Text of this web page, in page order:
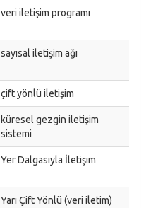
veri iletişim programı
sayısal iletişim ağı
çift yönlü iletişim
küresel gezgin iletişim
sistemi
Yer Dalgasıyla İletişim
Yarı Çift Yönlü (veri iletim)